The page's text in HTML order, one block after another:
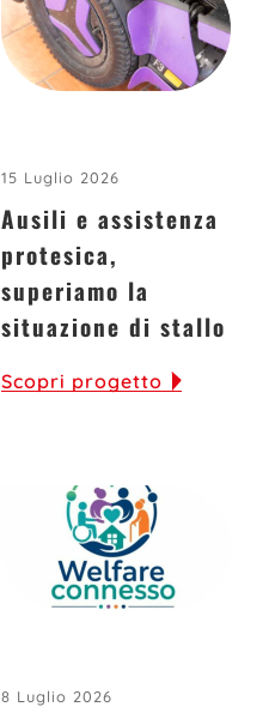
15 Luglio 2026
Ausili e assistenza
protesica,
superiamo la
situazione di stallo
Scopri progetto
8 Luglio 2026